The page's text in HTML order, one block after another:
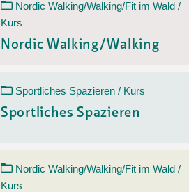
Nordic Walking/Walking/Fit im Wald /
Kurs
Nordic Walking/Walking
Sportliches Spazieren / Kurs
Sportliches Spazieren
Nordic Walking/Walking/Fit im Wald /
Kurs